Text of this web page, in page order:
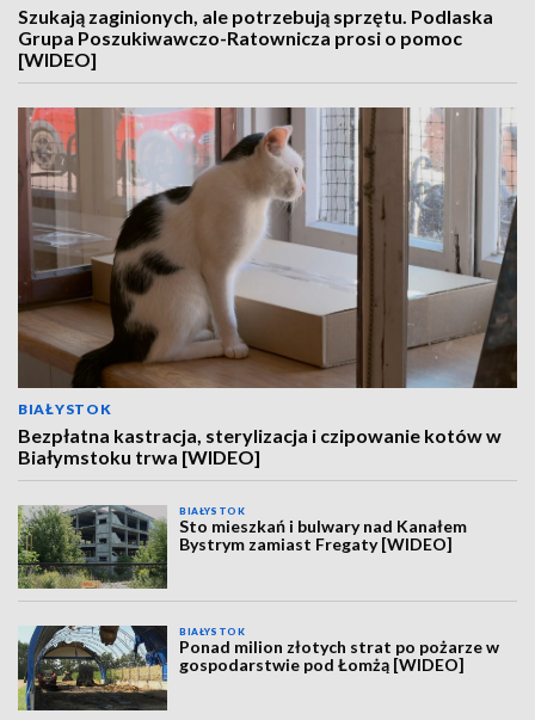
Szukają zaginionych, ale potrzebują sprzętu. Podlaska
Grupa Poszukiwawczo-Ratownicza prosi o pomoc
[WIDEO]
BIAŁYSTOK
Bezpłatna kastracja, sterylizacja i czipowanie kotów w
Białymstoku trwa [WIDEO]
BIAŁYSTOK
Sto mieszkań i bulwary nad Kanałem
Bystrym zamiast Fregaty [WIDEO]
BIAŁYSTOK
Ponad milion złotych strat po pożarze w
gospodarstwie pod Łomżą [WIDEO]